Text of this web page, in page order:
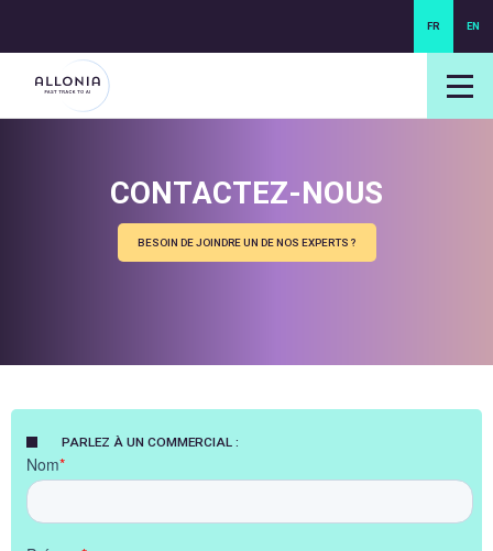
FR EN
CONTACTEZ-NOUS
BESOIN DE JOINDRE UN DE NOS EXPERTS ?
PARLEZ À UN COMMERCIAL :